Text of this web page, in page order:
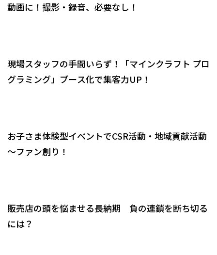
動画に！撮影・録音、必要なし！
現場スタッフの手間いらず！「マインクラフト プロ
グラミング」ブース化で集客力UP！
お子さま体験型イベントでCSR活動・地域貢献活動
～ファン創り！
販売店の頭を悩ませる長納期 負の連鎖を断ち切る
には？